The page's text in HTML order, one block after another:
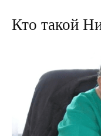
Кто такой